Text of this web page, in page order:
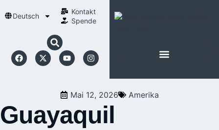
Deutsch
Kontakt
Spende
Mai 12, 2026 Amerika
Guayaquil